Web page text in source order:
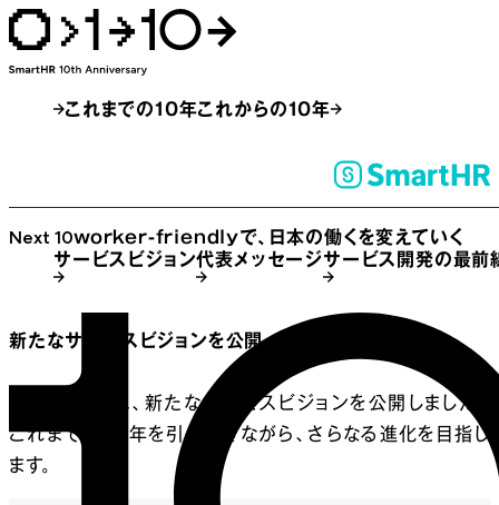
これまでの10年これからの10年
Next 10worker-friendlyで、日本の働くを変えていく
サービスビジョン代表メッセージサービス開発の最前
新たなサービスビジョンを公開
10周年を機に、新たなサービスビジョンを公開しました。
これまでの10年を引き継ぎながら、さらなる進化を目指し
ます。